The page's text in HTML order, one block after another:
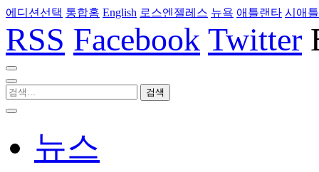
에디션선택 통합홈 English 로스엔젤레스 뉴욕 애틀랜타 시애틀
RSS Facebook Twitter
뉴스